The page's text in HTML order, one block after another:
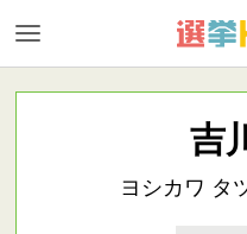
吉
ヨシカワ タ